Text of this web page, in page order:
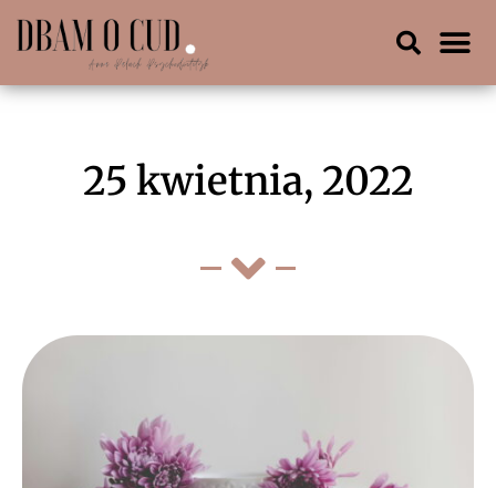
25 kwietnia, 2022